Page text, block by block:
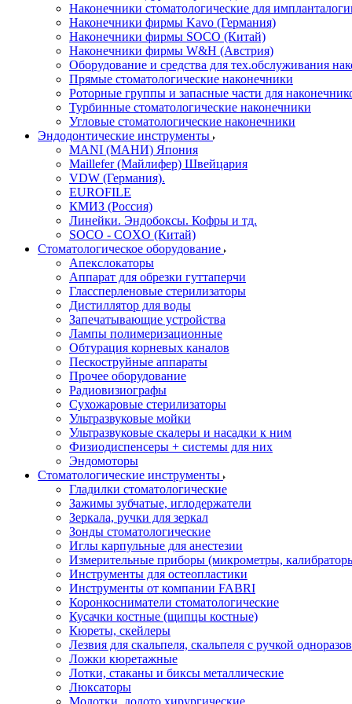
Наконечники стоматологические для
Наконечники фирмы Kavo (Германия)
Наконечники фирмы SOCO (Китай)
Наконечники фирмы W&H (Австрия)
Оборудование и средства для тех.обслуживания
Прямые стоматологические наконечники
Роторные группы и запасные части для
Турбинные стоматологические наконечники
Угловые стоматологические наконечники
Эндодонтические инструменты
MANI (МАНИ) Япония
Maillefer (Майлифер) Швейцария
VDW (Германия).
EUROFILE
КМИЗ (Россия)
Линейки. Эндобоксы. Кофры и тд.
SOCO - COXO (Китай)
Стоматологическое оборудование
Апекслокаторы
Аппарат для обрезки гуттаперчи
Глассперленовые стерилизаторы
Дистиллятор для воды
Запечатывающие устройства
Лампы полимеризационные
Обтурация корневых каналов
Пескоструйные аппараты
Прочее оборудование
Радиовизиографы
Сухожаровые стерилизаторы
Ультразвуковые мойки
Ультразвуковые скалеры и насадки к ним
Физиодиспенсеры + системы для них
Эндомоторы
Стоматологические инструменты
Гладилки стоматологические
Зажимы зубчатые, иглодержатели
Зеркала, ручки для зеркал
Зонды стоматологические
Иглы карпульные для анестезии
Измерительные приборы (микрометры,
Инструменты для остеопластики
Инструменты от компании FABRI
Коронкосниматели стоматологические
Кусачки костные (щипцы костные)
Кюреты, скейлеры
Лезвия для скальпеля, скальпеля с ручкой
Ложки кюретажные
Лотки, стаканы и биксы металлические
Люксаторы